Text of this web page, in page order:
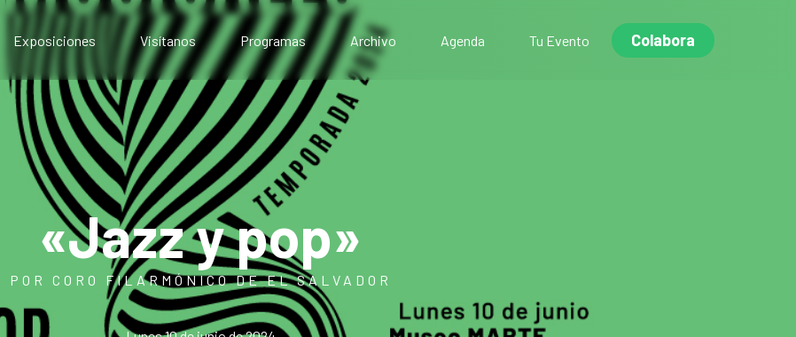
Exposiciones
Exposiciones presenciales
Exposiciones virtuales
Visítanos
Programas
Artístico
Comunitario
Público
Educativo
Archivo Agenda Tu Evento Colabora
«Jazz y pop»
POR CORO FILARMÓNICO DE EL SALVADOR